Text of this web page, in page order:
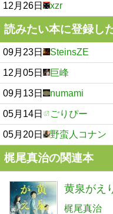
12月26日 xzr
読みたい本に登録し
09月23日 SteinsZE
12月05日 巨峰
09月13日 numami
05月14日 ごりぴー
05月20日 野蛮人コナン
梶尾真治の関連本
黄泉がえ
梶尾真治